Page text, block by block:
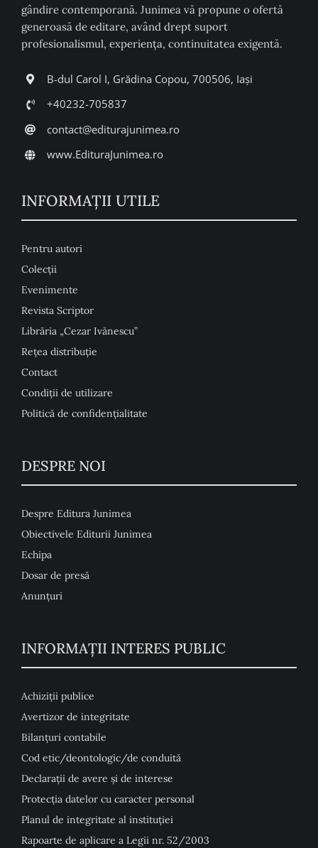
gândire contemporană. Junimea vă propune o ofertă
generoasă de editare, având drept suport
profesionalismul, experiența, continuitatea exigentă.
B-dul Carol I, Grădina Copou, 700506, Iași
+40232-705837
contact@editurajunimea.ro
www.EdituraJunimea.ro
INFORMAŢII UTILE
Pentru autori
Colecţii
Evenimente
Revista Scriptor
Librăria „Cezar Ivănescu”
Rețea distribuție
Contact
Condiţii de utilizare
Politică de confidențialitate
DESPRE NOI
Despre Editura Junimea
Obiectivele Editurii Junimea
Echipa
Dosar de presă
Anunţuri
INFORMAȚII INTERES PUBLIC
Achiziții publice
Avertizor de integritate
Bilanțuri contabile
Cod etic/deontologic/de conduită
Declarații de avere și de interese
Protecția datelor cu caracter personal
Planul de integritate al instituției
Rapoarte de aplicare a Legii nr. 52/2003